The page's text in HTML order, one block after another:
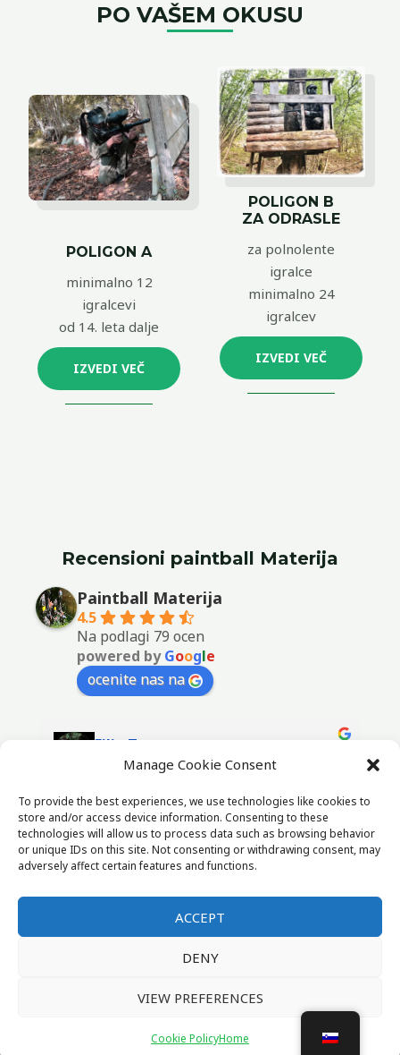
Manage Cookie Consent
To provide the best experiences, we use technologies like cookies to
store and/or access device information. Consenting to these
technologies will allow us to process data such as browsing behavior
or unique IDs on this site. Not consenting or withdrawing consent, may
adversely affect certain features and functions.
ACCEPT
DENY
VIEW PREFERENCES
Cookie PolicyHome
PO VAŠEM OKUSU
POLIGON A
minimalno 12
igralcevi
od 14. leta dalje
IZVEDI VEČ
POLIGON B
ZA ODRASLE
za polnolente
igralce
minimalno 24
igralcev
IZVEDI VEČ
Recensioni paintball Materija
Paintball Materija
4.5
Na podlagi 79 ocen
powered byGoogle
ocenite nas na
Filip Top
3 years ago
Zelo smešno
Cookie Policy (EU)